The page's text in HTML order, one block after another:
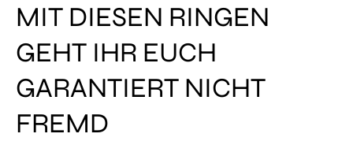
MIT DIESEN RINGEN
GEHT IHR EUCH
GARANTIERT NICHT
FREMD